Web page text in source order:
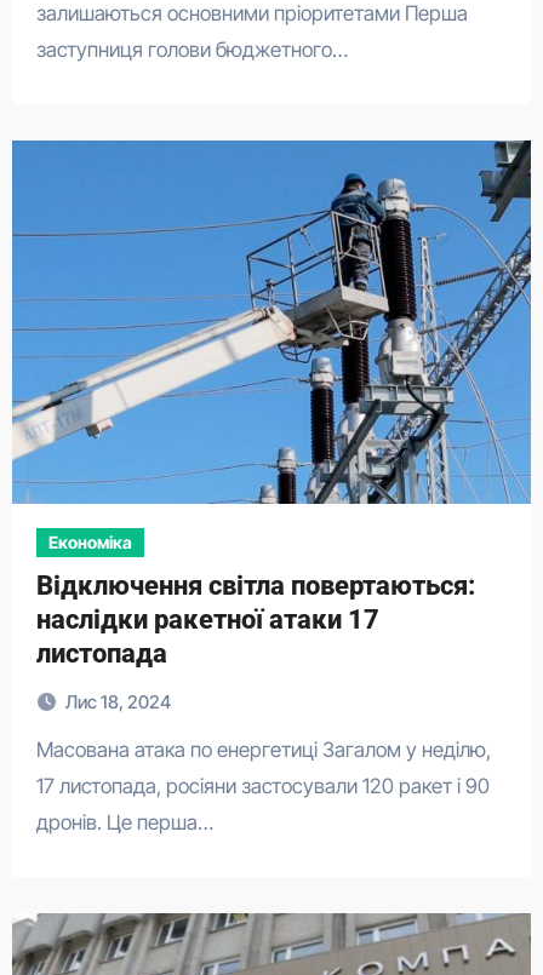
залишаються основними пріоритетами Перша
заступниця голови бюджетного…
Економіка
Відключення світла повертаються:
наслідки ракетної атаки 17
листопада
Лис 18, 2024
Масована атака по енергетиці Загалом у неділю,
17 листопада, росіяни застосували 120 ракет і 90
дронів. Це перша…